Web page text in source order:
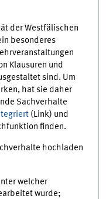
der Westfälischen
besonderes
Klausuren und
sind. Um
hat sie daher
Sachverhalte
(Link) und
finden.
hochladen
welcher
wurde;